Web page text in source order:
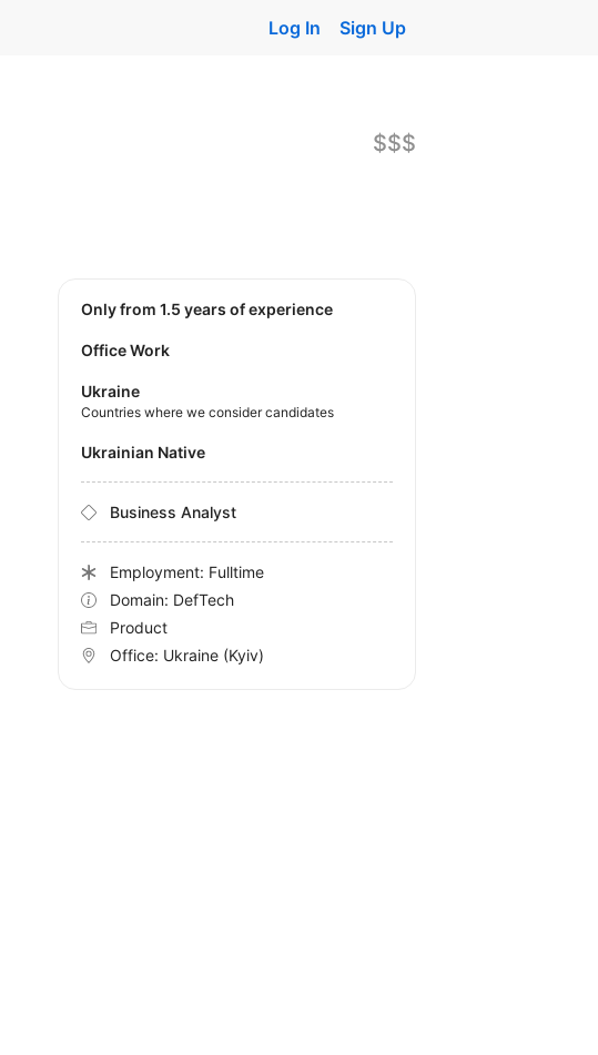
Log In Sign Up
$$$
Only from 1.5 years of experience
Office Work
Ukraine
Countries where we consider candidates
Ukrainian Native
Business Analyst
Employment: Fulltime
Domain: DefTech
Product
Office: Ukraine (Kyiv)